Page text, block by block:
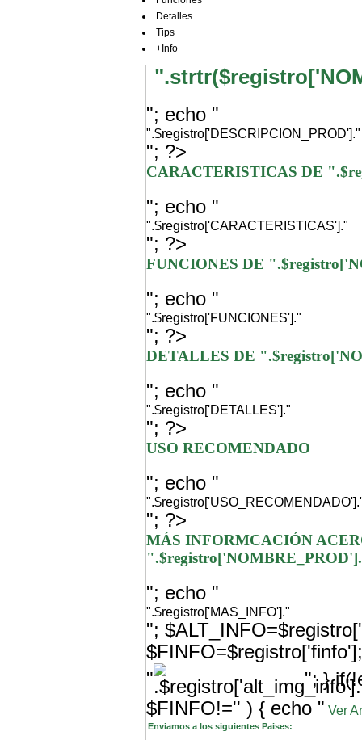
Detalles
Tips
+Info
"; echo "
".$registro['DESCRIPCION_PROD']."
"; ?>
CARACTERISTICAS DE
"; echo "
".$registro['CARACTERISTICAS']."
"; ?>
FUNCIONES DE
"; echo "
".$registro['FUNCIONES']."
"; ?>
DETALLES DE
"; echo "
".$registro['DETALLES']."
"; ?>
USO RECOMENDADO
"; echo "
"; ?>
MÁS INFORMCACIÓN
"; echo "
".$registro['MAS_INFO']."
";
"
"; }
$FINFO!='' ) { echo " Ver
Enviamos a los siguientes Paises: